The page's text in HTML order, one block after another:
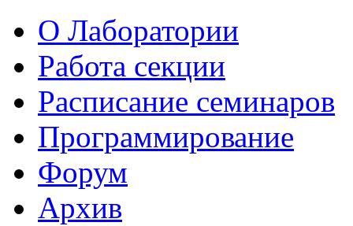
О Лаборатории
Работа секции
Расписание семинаров
Программирование
Форум
Архив